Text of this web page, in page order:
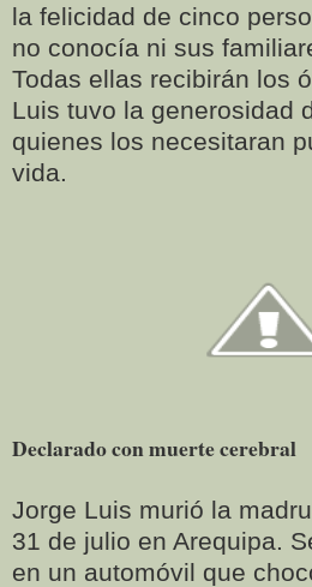
la felicidad de cinco
no conocía ni sus
Todas ellas recibirán los
Luis tuvo la generosidad
quienes los necesitaran
vida.
Declarado con muerte cerebral
Jorge Luis murió la
31 de julio en Arequipa.
en un automóvil que